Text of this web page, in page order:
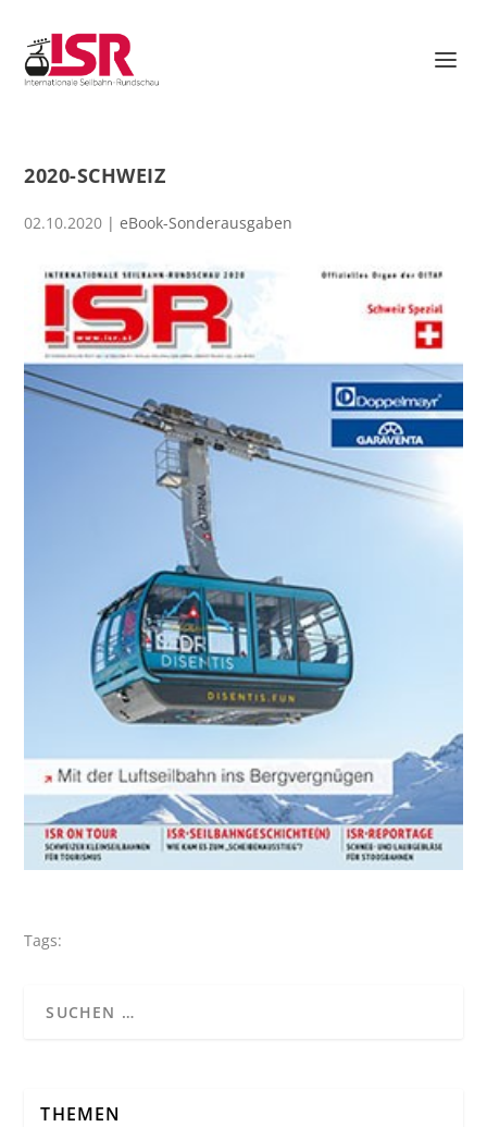
2020-SCHWEIZ
02.10.2020 |eBook-Sonderausgaben
Tags:
THEMEN